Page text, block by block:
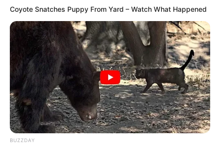
Coyote Snatches Puppy From Yard – Watch What Happened
BUZZDAY